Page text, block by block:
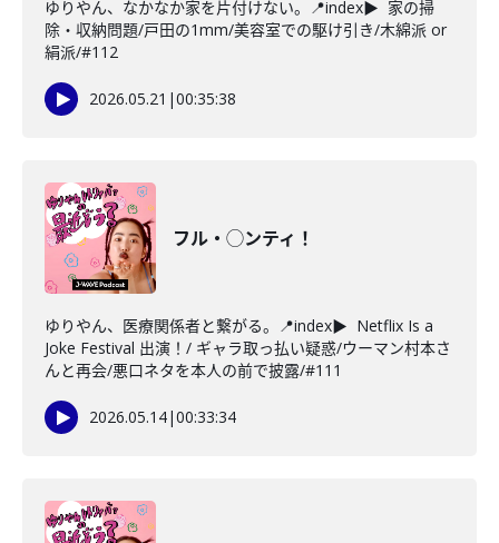
ゆりやん、なかなか家を片付けない。📍index▶ 家の掃
除・収納問題/戸田の1mm/美容室での駆け引き/木綿派 or
絹派/#112
2026.05.21 |00:35:38
フル・◯ンティ！
ゆりやん、医療関係者と繋がる。📍index▶ Netflix Is a
Joke Festival 出演！/ ギャラ取っ払い疑惑/ウーマン村本さ
んと再会/悪口ネタを本人の前で披露/#111
2026.05.14|00:33:34